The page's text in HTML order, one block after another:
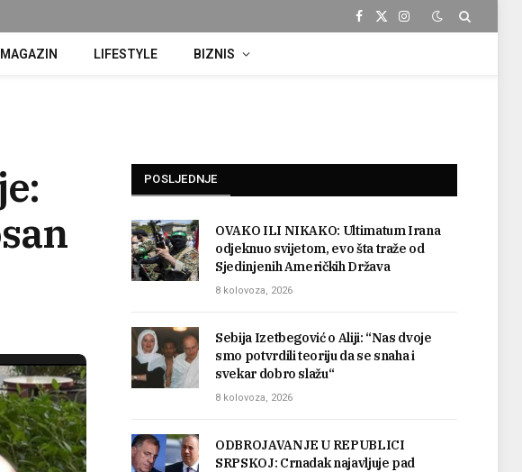
Facebook
X
Instagram
MAGAZIN LIFESTYLE BIZNIS
POSLJEDNJE
OVAKO ILI NIKAKO: Ultimatum Irana
odjeknuo svijetom, evo šta traže od
Sjedinjenih Američkih Država
8 kolovoza, 2026
Sebija Izetbegović o Aliji: “Nas dvoje
smo potvrdili teoriju da se snaha i
svekar dobro slažu“
8 kolovoza, 2026
ODBROJAVANJE U REPUBLICI
SRPSKOJ: Crnadak najavljuje pad